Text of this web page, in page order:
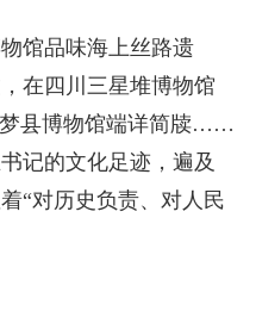
馆品味海上丝路遗
在四川三星堆博物馆
梦县博物馆端详简牍……
记的文化足迹，遍及
“对历史负责、对人民